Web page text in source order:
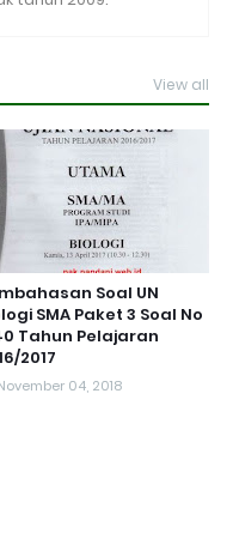
View all
Soal UN
SMA Paket 3 Soal No
Tahun Pelajaran
2017
04, 2018